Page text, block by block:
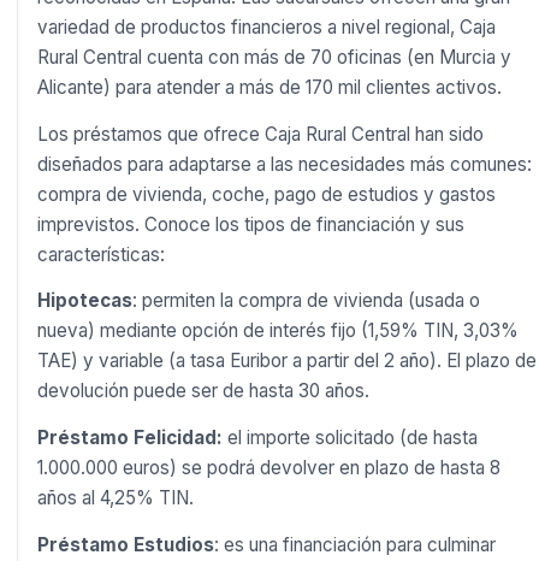
variedad de productos financieros a nivel regional, Caja
Rural Central cuenta con más de 70 oficinas (en Murcia y
Alicante) para atender a más de 170 mil clientes activos.
Los préstamos que ofrece Caja Rural Central han sido
diseñados para adaptarse a las necesidades más comunes:
compra de vivienda, coche, pago de estudios y gastos
imprevistos. Conoce los tipos de financiación y sus
características:
Hipotecas: permiten la compra de vivienda (usada o
nueva) mediante opción de interés fijo (1,59% TIN, 3,03%
TAE) y variable (a tasa Euribor a partir del 2 año). El plazo de
devolución puede ser de hasta 30 años.
Préstamo Felicidad: el importe solicitado (de hasta
1.000.000 euros) se podrá devolver en plazo de hasta 8
años al 4,25% TIN.
Préstamo Estudios: es una financiación para culminar